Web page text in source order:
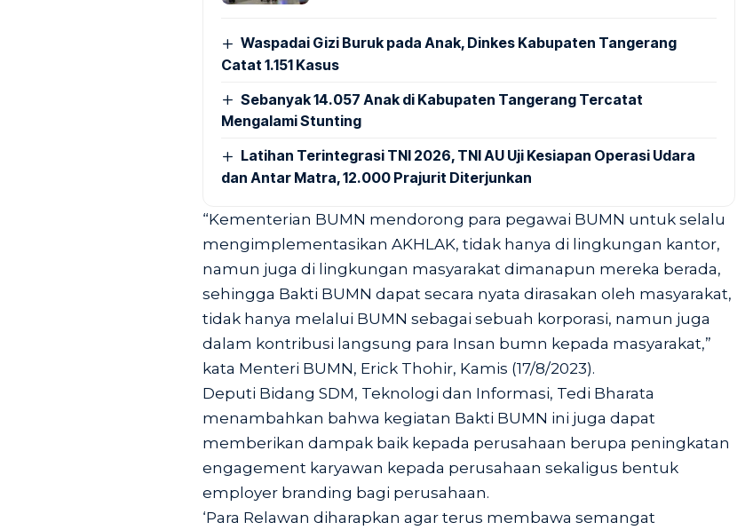
Waspadai Gizi Buruk pada Anak, Dinkes Kabupaten Tangerang
Catat 1.151 Kasus
Sebanyak 14.057 Anak di Kabupaten Tangerang Tercatat
Mengalami Stunting
Latihan Terintegrasi TNI 2026, TNI AU Uji Kesiapan Operasi Udara
dan Antar Matra, 12.000 Prajurit Diterjunkan
“Kementerian BUMN mendorong para pegawai BUMN untuk selalu
mengimplementasikan AKHLAK, tidak hanya di lingkungan kantor,
namun juga di lingkungan masyarakat dimanapun mereka berada,
sehingga Bakti BUMN dapat secara nyata dirasakan oleh masyarakat,
tidak hanya melalui BUMN sebagai sebuah korporasi, namun juga
dalam kontribusi langsung para Insan bumn kepada masyarakat,”
kata Menteri BUMN, Erick Thohir, Kamis (17/8/2023).
Deputi Bidang SDM, Teknologi dan Informasi, Tedi Bharata
menambahkan bahwa kegiatan Bakti BUMN ini juga dapat
memberikan dampak baik kepada perusahaan berupa peningkatan
engagement karyawan kepada perusahaan sekaligus bentuk
employer branding bagi perusahaan.
‘Para Relawan diharapkan agar terus membawa semangat